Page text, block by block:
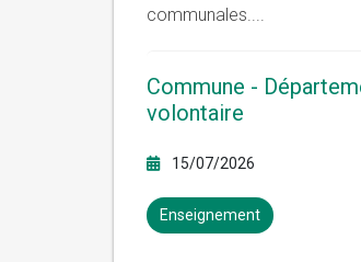
communales....
Commune -
volontaire
15/07/2026
Enseignement